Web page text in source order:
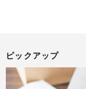
ピックアップ